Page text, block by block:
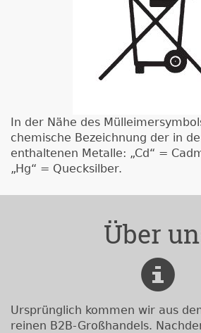
In der Nähe des
chemische Bezeichnung der in
enthaltenen Metalle: „Cd“ =
„Hg“ = Quecksilber.
Über
Ursprünglich kommen wir aus
reinen B2B-Großhandels.